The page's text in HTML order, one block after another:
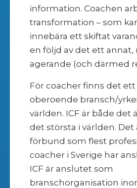
information. Coachen
transformation – som
innebära ett skiftat
en följd av det ett annat,
agerande (och därmed
För coacher finns det ett
oberoende bransch/
världen. ICF är både det
det största i världen. Det
förbund som flest
coacher i Sverige har
ICF är anslutet som
branschorganisation